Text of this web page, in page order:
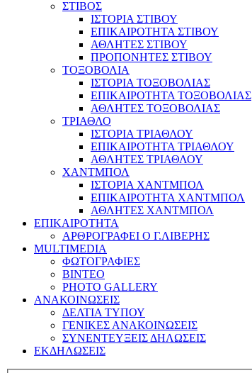
ΣΤΙΒΟΣ
ΙΣΤΟΡΙΑ ΣΤΙΒΟΥ
ΕΠΙΚΑΙΡΟΤΗΤΑ ΣΤΙΒΟΥ
ΑΘΛΗΤΕΣ ΣΤΙΒΟΥ
ΠΡΟΠΟΝΗΤΕΣ ΣΤΙΒΟΥ
ΤΟΞΟΒΟΛΙΑ
ΙΣΤΟΡΙΑ ΤΟΞΟΒΟΛΙΑΣ
ΕΠΙΚΑΙΡΟΤΗΤΑ ΤΟΞΟΒΟΛΙΑΣ
ΑΘΛΗΤΕΣ ΤΟΞΟΒΟΛΙΑΣ
ΤΡΙΑΘΛΟ
ΙΣΤΟΡΙΑ ΤΡΙΑΘΛΟΥ
ΕΠΙΚΑΙΡΟΤΗΤΑ ΤΡΙΑΘΛΟΥ
ΑΘΛΗΤΕΣ ΤΡΙΑΘΛΟΥ
ΧΑΝΤΜΠΟΛ
ΙΣΤΟΡΙΑ ΧΑΝΤΜΠΟΛ
ΕΠΙΚΑΙΡΟΤΗΤΑ ΧΑΝΤΜΠΟΛ
ΑΘΛΗΤΕΣ ΧΑΝΤΜΠΟΛ
ΕΠΙΚΑΙΡΟΤΗΤΑ
ΑΡΘΡΟΓΡΑΦΕΙ Ο Γ.ΛΙΒΕΡΗΣ
MULTIMEDIA
ΦΩΤΟΓΡΑΦΙΕΣ
ΒΙΝΤΕΟ
PHOTO GALLERY
ΑΝΑΚΟΙΝΩΣΕΙΣ
ΔΕΛΤΙΑ ΤΥΠΟΥ
ΓΕΝΙΚΕΣ ΑΝΑΚΟΙΝΩΣΕΙΣ
ΣΥΝΕΝΤΕΥΞΕΙΣ ΔΗΛΩΣΕΙΣ
ΕΚΔΗΛΩΣΕΙΣ